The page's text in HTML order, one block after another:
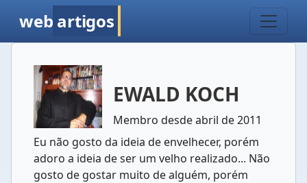
web artigos
EWALD KOCH
Membro desde abril de 2011
Eu não gosto da ideia de envelhecer, porém
adoro a ideia de ser um velho realizado... Não
gosto de gostar muito de alguém, porém